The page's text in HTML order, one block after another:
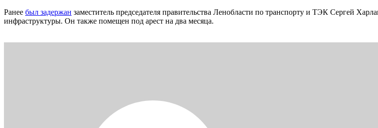
Ранее был задержан заместитель председателя правительства Ленобласти по транспорту и ТЭК Сергей
инфраструктуры. Он также помещен под арест на два месяца.